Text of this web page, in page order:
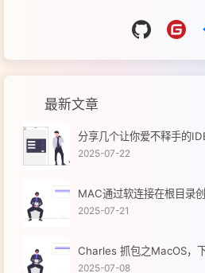
最新文章
分享几个让你爱不释手的
2025-07-22
MAC通过软连接在根目录
2025-07-21
Charles 抓包之MacOS，
2025-07-08